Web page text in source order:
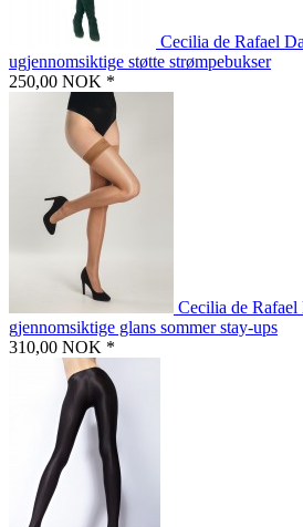
Cecilia de Rafael
ugjennomsiktige støtte strømpebukser
250,00 NOK *
Cecilia de Rafael
gjennomsiktige glans sommer stay-ups
310,00 NOK *